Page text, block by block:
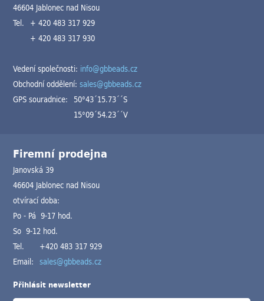
46604 Jablonec nad Nisou
Tel. + 420 483 317 929
+ 420 483 317 930
Vedení společnosti: info@gbbeads.cz
Obchodní oddělení:sales@gbbeads.cz
GPS souradnice: 50°43´15.73´´S
15°09´54.23´´V
Firemní prodejna
Janovská 39
46604 Jablonec nad Nisou
otvírací doba:
Po - Pá 9-17 hod.
So 9-12 hod.
Tel.
+420 483 317 929
Email: sales@gbbeads.cz
Přihlásit newsletter